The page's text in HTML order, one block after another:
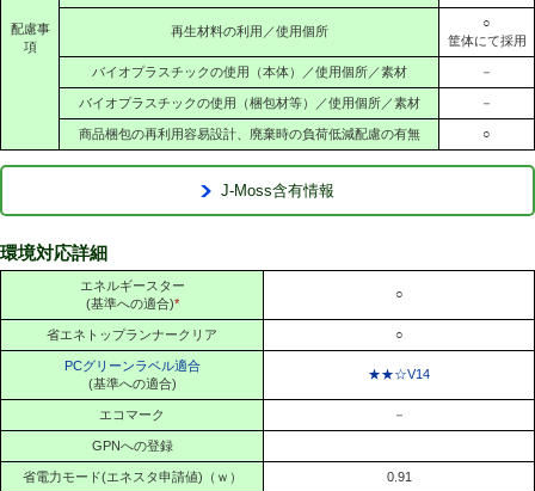
配慮事
項
再生材料の利用／使用個所
○
筐体にて採用
バイオプラスチックの使用（本体）／使用個所／素材 －
バイオプラスチックの使用（梱包材等）／使用個所／素材 －
商品梱包の再利用容易設計、廃棄時の負荷低減配慮の有無 ○
J-Moss含有情報
環境対応詳細
エネルギースター
(基準への適合)*
○
省エネトップランナークリア ○
PCグリーンラベル適合
(基準への適合)
★★☆V14
エコマーク －
GPNへの登録
省電力モード(エネスタ申請値)（ｗ） 0.91